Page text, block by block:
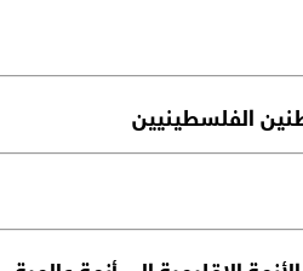
الفلسطينيين